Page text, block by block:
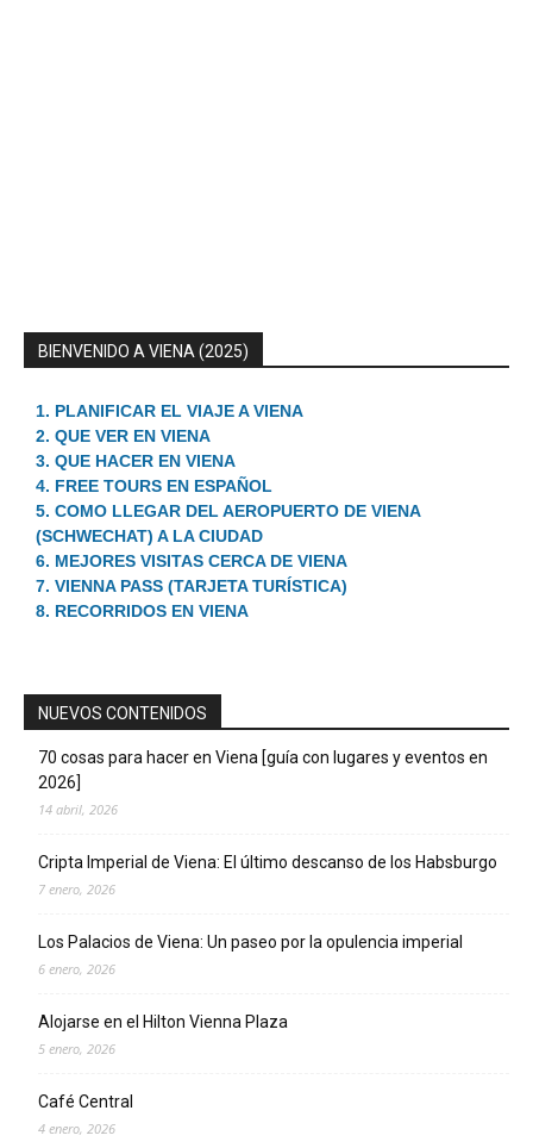
BIENVENIDO A VIENA (2025)
1. PLANIFICAR EL VIAJE A VIENA
2. QUE VER EN VIENA
3. QUE HACER EN VIENA
4. FREE TOURS EN ESPAÑOL
5. COMO LLEGAR DEL AEROPUERTO DE VIENA
(SCHWECHAT) A LA CIUDAD
6. MEJORES VISITAS CERCA DE VIENA
7. VIENNA PASS (TARJETA TURÍSTICA)
8. RECORRIDOS EN VIENA
NUEVOS CONTENIDOS
70 cosas para hacer en Viena [guía con lugares y eventos en
2026]
14 abril, 2026
Cripta Imperial de Viena: El último descanso de los Habsburgo
7 enero, 2026
Los Palacios de Viena: Un paseo por la opulencia imperial
6 enero, 2026
Alojarse en el Hilton Vienna Plaza
5 enero, 2026
Café Central
4 enero, 2026